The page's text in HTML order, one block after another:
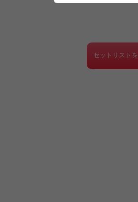
セットリスト